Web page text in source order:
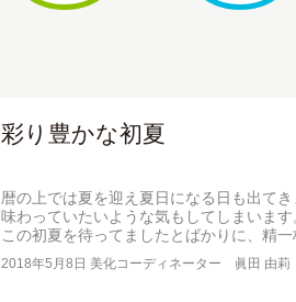
彩り豊かな初夏
暦の上では夏を迎え夏日になる日も出て
味わっていたいような気もしてしまいま
この初夏を待ってましたとばかりに、精
2018年5月8日 美化コーディネーター 眞田 由莉